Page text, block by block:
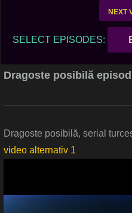
NEXT
SELECT EPISODES:
Dragoste posibilă
Dragoste posibilă, serial
video alternativ 1